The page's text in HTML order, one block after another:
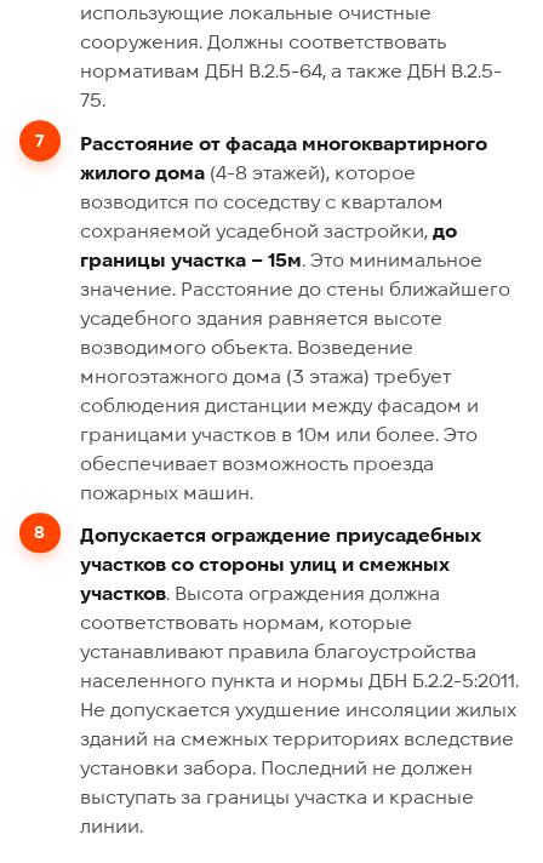
использующие локальные очистные
сооружения. Должны соответствовать
нормативам ДБН В.2.5-64, а также ДБН В.2.5-
75.
Расстояние от фасада многоквартирного
жилого дома(4-8 этажей), которое
возводится по соседству с кварталом
сохраняемой усадебной застройки, до
границы участка – 15м . Это минимальное
значение. Расстояние до стены ближайшего
усадебного здания равняется высоте
возводимого объекта. Возведение
многоэтажного дома (3 этажа) требует
соблюдения дистанции между фасадом и
границами участков в 10м или более. Это
обеспечивает возможность проезда
пожарных машин.
Допускается ограждение приусадебных
участков со стороны улиц и смежных
участков. Высота ограждения должна
соответствовать нормам, которые
устанавливают правила благоустройства
населенного пункта и нормы ДБН Б.2.2-5:2011.
Не допускается ухудшение инсоляции жилых
зданий на смежных территориях вследствие
установки забора. Последний не должен
выступать за границы участка и красные
линии.